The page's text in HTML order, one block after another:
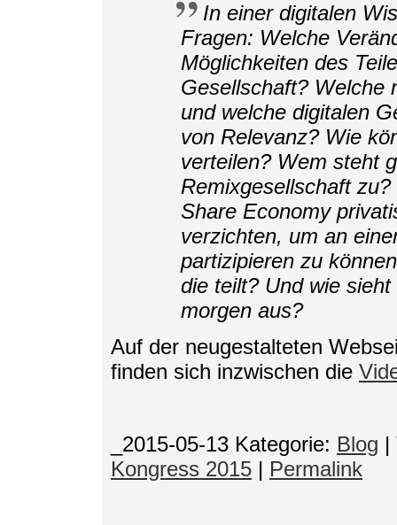
In einer digitalen
Fragen: Welche
Möglichkeiten des
Gesellschaft? Welche
und welche digitalen
von Relevanz? Wie
verteilen? Wem steht
Remixgesellschaft
Share Economy
verzichten, um an
partizipieren zu
die teilt? Und wie
morgen aus?
Auf der neugestalteten
finden sich inzwischen die
_2015-05-13 Kategorie: Blog |
Kongress 2015 | Permalink